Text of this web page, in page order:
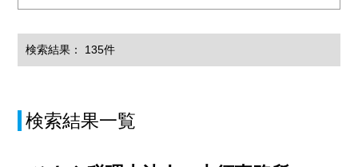
検索結果： 135件
検索結果一覧